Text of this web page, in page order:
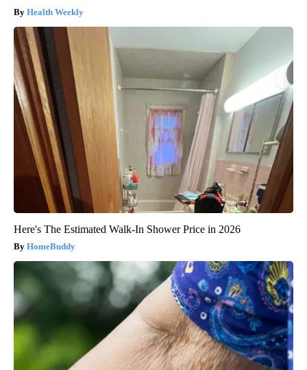
Health Weekly
Here's The Estimated Walk-In Shower Price in 2026
HomeBuddy